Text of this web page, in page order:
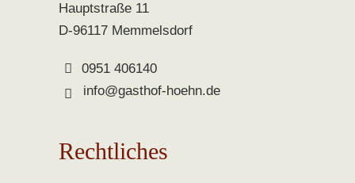
Hauptstraße 11
D-96117 Memmelsdorf
0951 406140
info@gasthof-hoehn.de
Rechtliches